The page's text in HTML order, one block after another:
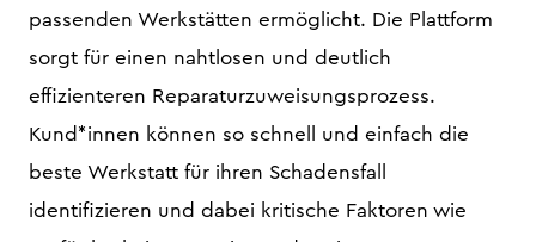
passenden Werkstätten ermöglicht. Die Plattform
sorgt für einen nahtlosen und deutlich
effizienteren Reparaturzuweisungsprozess.
Kund*innen können so schnell und einfach die
beste Werkstatt für ihren Schadensfall
identifizieren und dabei kritische Faktoren wie